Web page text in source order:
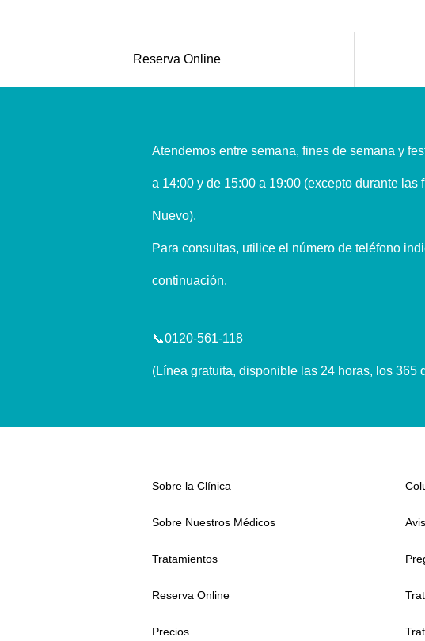
Reserva Online
Atendemos entre semana, fines de semana y
a 14:00 y de 15:00 a 19:00 (excepto durante las
Nuevo).
Para consultas, utilice el número de teléfono
continuación.
📞0120-561-118
(Línea gratuita, disponible las 24 horas, los 365
Sobre la Clínica
Sobre Nuestros Médicos
Tratamientos
Reserva Online
Precios